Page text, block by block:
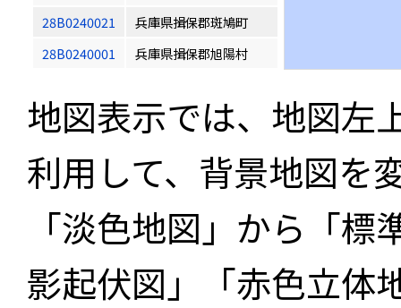
28B0240021
兵庫県揖保郡斑鳩町
28B0240001
兵庫県揖保郡旭陽村
地図表示では、地図左
利用して、背景地図を
「淡色地図」から「
影起伏図」「赤色立体